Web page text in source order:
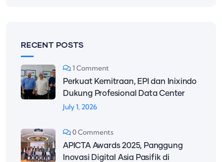
Teknologi Pendidikan
1 Comment
Perkuat Kemitraan, EPI dan Inixindo